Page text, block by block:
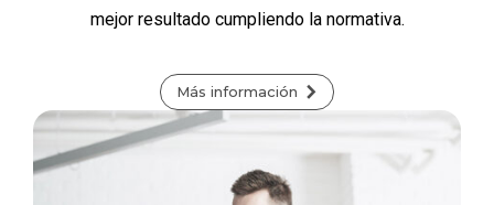
mejor resultado cumpliendo la normativa.
Más información